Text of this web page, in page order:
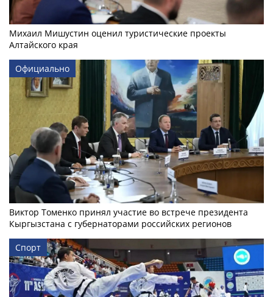
Михаил Мишустин оценил туристические проекты
Алтайского края
Официально
Виктор Томенко принял участие во встрече президента
Кыргызстана с губернаторами российских регионов
Спорт